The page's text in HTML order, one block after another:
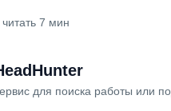
читать 7 мин
для поиска работы или